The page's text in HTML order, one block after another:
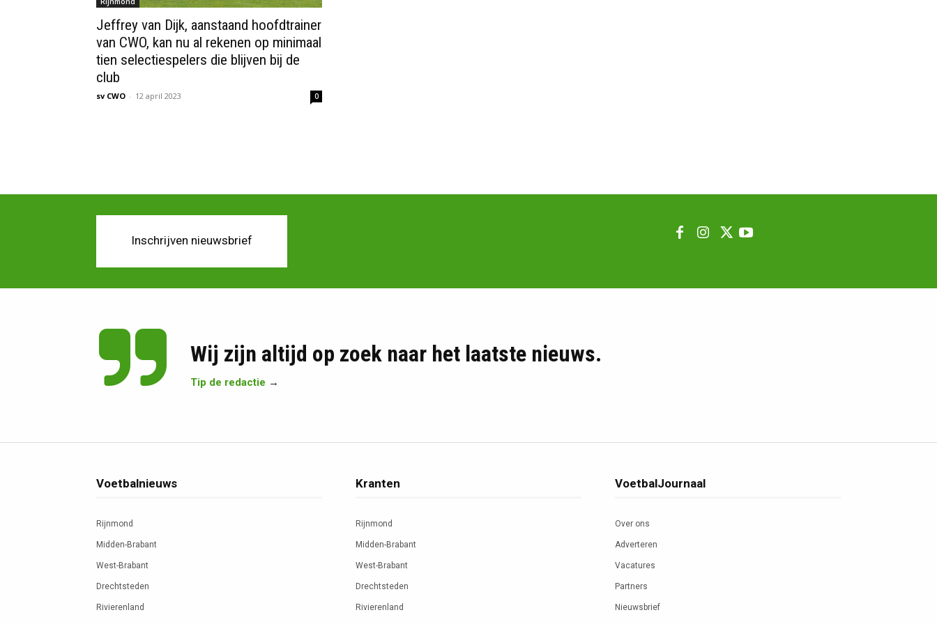
Jeffrey van Dijk, aanstaand hoofdtrainer
van CWO, kan nu al rekenen op minimaal
tien selectiespelers die blijven bij de
club
sv CWO - 12 april 2023 0
Inschrijven nieuwsbrief
Wij zijn altijd op zoek naar het laatste nieuws.
Tip de redactie →
Voetbalnieuws
Rijnmond
Midden-Brabant
West-Brabant
Drechtsteden
Rivierenland
Kranten
Rijnmond
Midden-Brabant
West-Brabant
Drechtsteden
Rivierenland
VoetbalJournaal
Over ons
Adverteren
Vacatures
Partners
Nieuwsbrief